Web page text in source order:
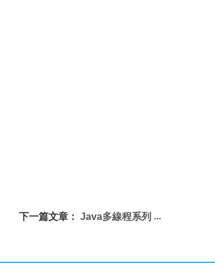
下一篇文章： Java多線程系列